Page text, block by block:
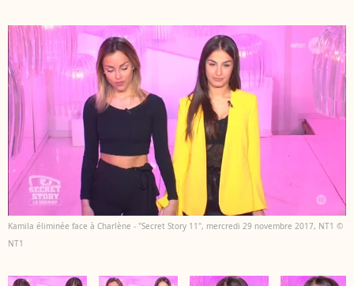
Kamila éliminée face à Charlène - "Secret Story 11", mercredi 29 novembre 2017, NT1 ©
NT1